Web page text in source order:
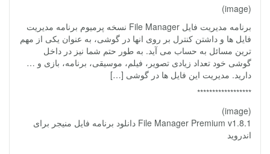
(image)
برنامه مدیریت فایل File Manager نسخه پرمیوم برنامه مدیریت
فایل ها و داشتن کنترل بر روی انها در گوشی، به عنوان یکی از مهم
ترین مسائل به حساب می آید. به طور حتم شما نیز در داخل
گوشی خود تعداد زیادی تصویر، فیلم، موسیقی، برنامه، بازی و …
دارید. مدیریت این فایل ها در گوشی […]
******************
(image)
File Manager Premium v1.8.1 دانلود برنامه فایل منیجر برای
اندروید